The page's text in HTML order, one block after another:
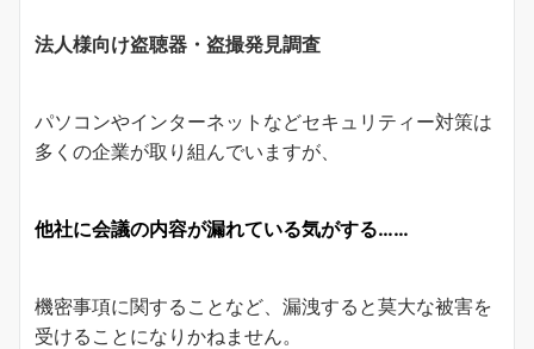
法人様向け盗聴器・盗撮発見調査
パソコンやインターネットなどセキュリティー対策は
多くの企業が取り組んでいますが、
他社に会議の内容が漏れている気がする……
機密事項に関することなど、漏洩すると莫大な被害を
受けることになりかねません。